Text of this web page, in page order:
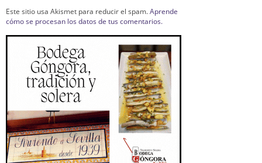
Este sitio usa Akismet para reducir el spam.Aprende
cómo se procesan los datos de tus comentarios.